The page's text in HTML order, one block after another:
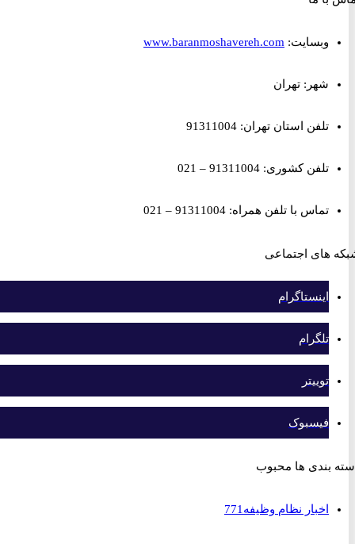
وبسایت:www.baranmoshavereh.com
شهر: تهران
تلفن استان تهران: 91311004
تلفن کشوری: 91311004 – 021
تماس با تلفن همراه: 91311004 – 021
اجتماعی
اینستاگرام
تلگرام
توییتر
فیسبوک
ها محبوب
اخبار نظام وظیفه771